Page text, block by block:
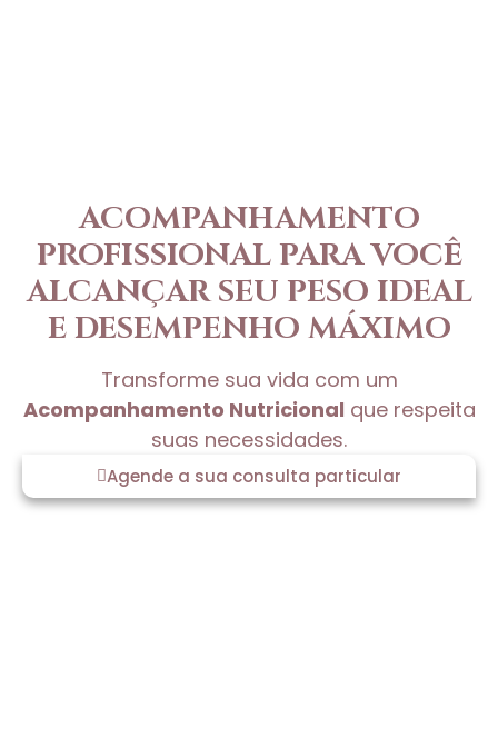
ACOMPANHAMENTO
PROFISSIONAL PARA VOCÊ
ALCANÇAR SEU PESO IDEAL
E DESEMPENHO MÁXIMO
Transforme sua vida com um
Acompanhamento Nutricional que respeita
suas necessidades.
Agende a sua consulta particular